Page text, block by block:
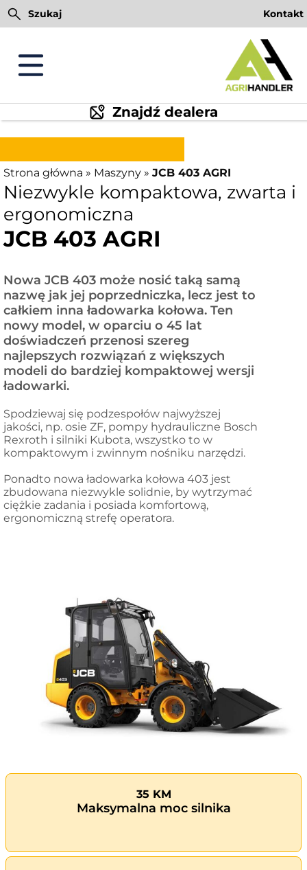
PrzejdźSzukaj Kontakt
Znajdź dealera
Strona główna » Maszyny » JCB 403 AGRI
Niezwykle kompaktowa, zwarta i
ergonomiczna
JCB 403 AGRI
Nowa JCB 403 może nosić taką samą
nazwę jak jej poprzedniczka, lecz jest to
całkiem inna ładowarka kołowa. Ten
nowy model, w oparciu o 45 lat
doświadczeń przenosi szereg
najlepszych rozwiązań z większych
modeli do bardziej kompaktowej wersji
ładowarki.
Spodziewaj się podzespołów najwyższej
jakości, np. osie ZF, pompy hydrauliczne Bosch
Rexroth i silniki Kubota, wszystko to w
kompaktowym i zwinnym nośniku narzędzi.
Ponadto nowa ładowarka kołowa 403 jest
zbudowana niezwykle solidnie, by wytrzymać
ciężkie zadania i posiada komfortową,
ergonomiczną strefę operatora.
35 KM
Maksymalna moc silnika